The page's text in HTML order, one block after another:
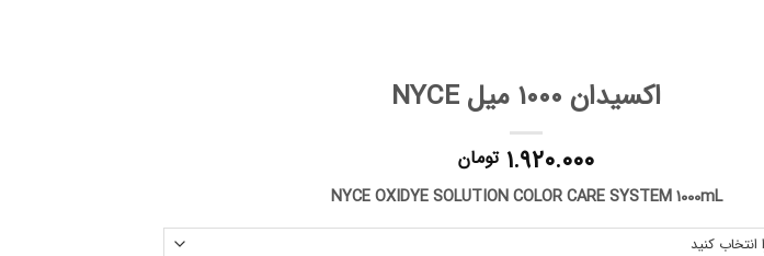
اکسیدان 1000 میل NYCE
۱.۹۲۰.۰۰۰ تومان
NYCE OXIDYE SOLUTION COLOR CARE SYSTEM 1000mL